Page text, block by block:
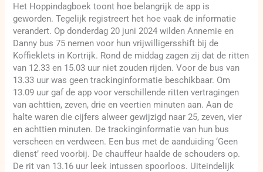
Het Hoppindagboek toont hoe belangrijk de app is
geworden. Tegelijk registreert het hoe vaak de informatie
verandert. Op donderdag 20 juni 2024 wilden Annemie en
Danny bus 75 nemen voor hun vrijwilligersshift bij de
Koffieklets in Kortrijk. Rond de middag zagen zij dat de ritten
van 12.33 en 15.03 uur niet zouden rijden. Voor de bus van
13.33 uur was geen trackinginformatie beschikbaar. Om
13.09 uur gaf de app voor verschillende ritten vertragingen
van achttien, zeven, drie en veertien minuten aan. Aan de
halte waren die cijfers alweer gewijzigd naar 25, zeven, vier
en achttien minuten. De trackinginformatie van hun bus
verscheen en verdween. Een bus met de aanduiding ‘Geen
dienst’ reed voorbij. De chauffeur haalde de schouders op.
De rit van 13.16 uur leek intussen spoorloos. Uiteindelijk